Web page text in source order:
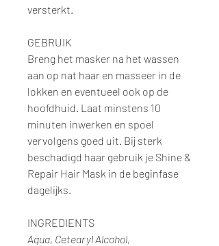
versterkt.
GEBRUIK
Breng het masker na het wassen
aan op nat haar en masseer in de
lokken en eventueel ook op de
hoofdhuid. Laat minstens 10
minuten inwerken en spoel
vervolgens goed uit. Bij sterk
beschadigd haar gebruik je Shine &
Repair Hair Mask in de beginfase
dagelijks.
INGREDIENTS
Aqua, Cetearyl Alcohol,